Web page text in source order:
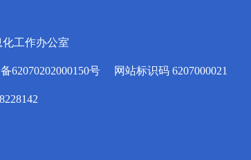
工作办公室
62070202000150号 网站标识码 6207000021